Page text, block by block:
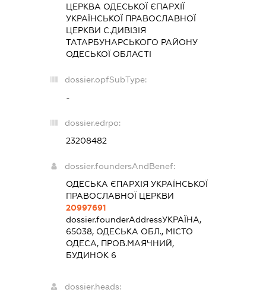
ЦЕРКВА ОДЕСЬКОЇ ЄПАРХІЇ
УКРАЇНСЬКОЇ ПРАВОСЛАВНОЇ
ЦЕРКВИ С.ДИВІЗІЯ
ТАТАРБУНАРСЬКОГО РАЙОНУ
ОДЕСЬКОЇ ОБЛАСТІ
dossier.opfSubType:
-
dossier.edrpo:
23208482
dossier.foundersAndBenef:
ОДЕСЬКА ЄПАРХІЯ УКРАЇНСЬКОЇ
ПРАВОСЛАВНОЇ ЦЕРКВИ
20997691
dossier.founderAddressУКРАЇНА,
65038, ОДЕСЬКА ОБЛ., МІСТО
ОДЕСА, ПРОВ.МАЯЧНИЙ,
БУДИНОК 6
dossier.heads: